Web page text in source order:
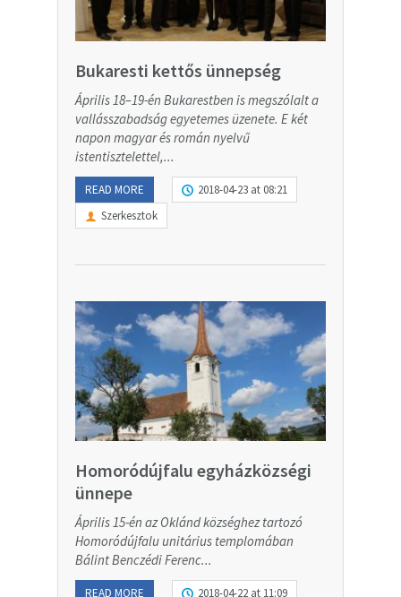
Bukaresti kettős ünnepség
Április 18–19-én Bukarestben is megszólalt a
vallásszabadság egyetemes üzenete. E két
napon magyar és román nyelvű
istentisztelettel,...
READ MORE
2018-04-23 at 08:21
Szerkesztok
Homoródújfalu egyházközségi
ünnepe
Április 15-én az Oklánd községhez tartozó
Homoródújfalu unitárius templomában
Bálint Benczédi Ferenc...
READ MORE
2018-04-22 at 11:09